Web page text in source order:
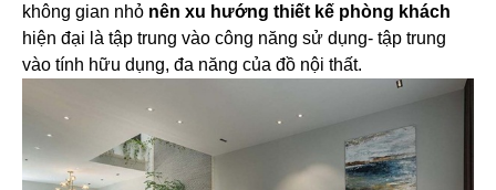
không gian nhỏ nên xu hướng thiết kế phòng khách
hiện đại là tập trung vào công năng sử dụng- tập trung
vào tính hữu dụng, đa năng của đồ nội thất.